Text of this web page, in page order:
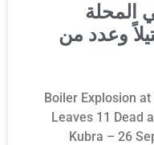
المحلة
يسفر عن 11 قتيلاً وعدد من
Boiler Explosion
Leaves 11 Dead
Kubra – 26